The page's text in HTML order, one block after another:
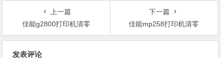
上一篇
佳能g2800打印机清零
下一篇
佳能mp258打印机清零
发表评论